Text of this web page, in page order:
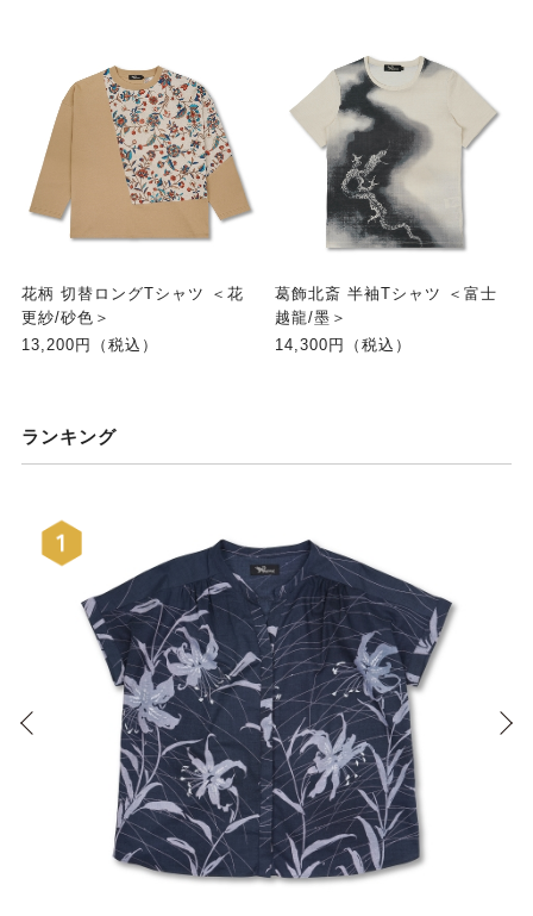
花柄 切替ロングTシャツ ＜花
更紗/砂色＞
13,200円（税込）
葛飾北斎 半袖Tシャツ ＜富士
越龍/墨＞
14,300円（税込）
ランキング